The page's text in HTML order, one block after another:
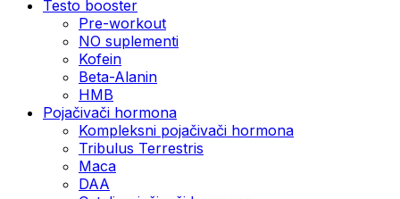
Testo booster
Pre-workout
NO suplementi
Kofein
Beta-Alanin
HMB
Pojačivači hormona
Kompleksni pojačivači hormona
Tribulus Terrestris
Maca
DAA